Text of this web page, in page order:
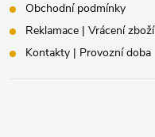
Obchodní podmínky
Reklamace | Vrácení zboží
Kontakty | Provozní doba